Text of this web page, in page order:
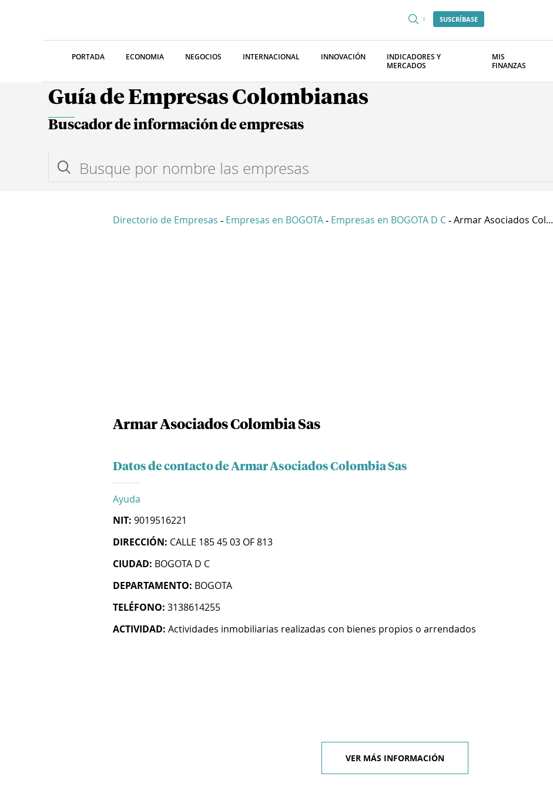
SUSCRÍBASE
PORTADA ECONOMIA NEGOCIOS INTERNACIONAL INNOVACIÓN
INDICADORES Y
MERCADOS
MIS
FINANZAS
Guía de Empresas Colombianas
Buscador de información de empresas
Directorio de Empresas - Empresas en BOGOTA - Empresas en BOGOTA D C - Armar Asociados Col...
Armar Asociados Colombia Sas
Datos de contacto de Armar Asociados Colombia Sas
Ayuda
NIT: 9019516221
DIRECCIÓN: CALLE 185 45 03 OF 813
CIUDAD: BOGOTA D C
DEPARTAMENTO: BOGOTA
TELÉFONO: 3138614255
ACTIVIDAD: Actividades inmobiliarias realizadas con bienes propios o arrendados
VER MÁS INFORMACIÓN